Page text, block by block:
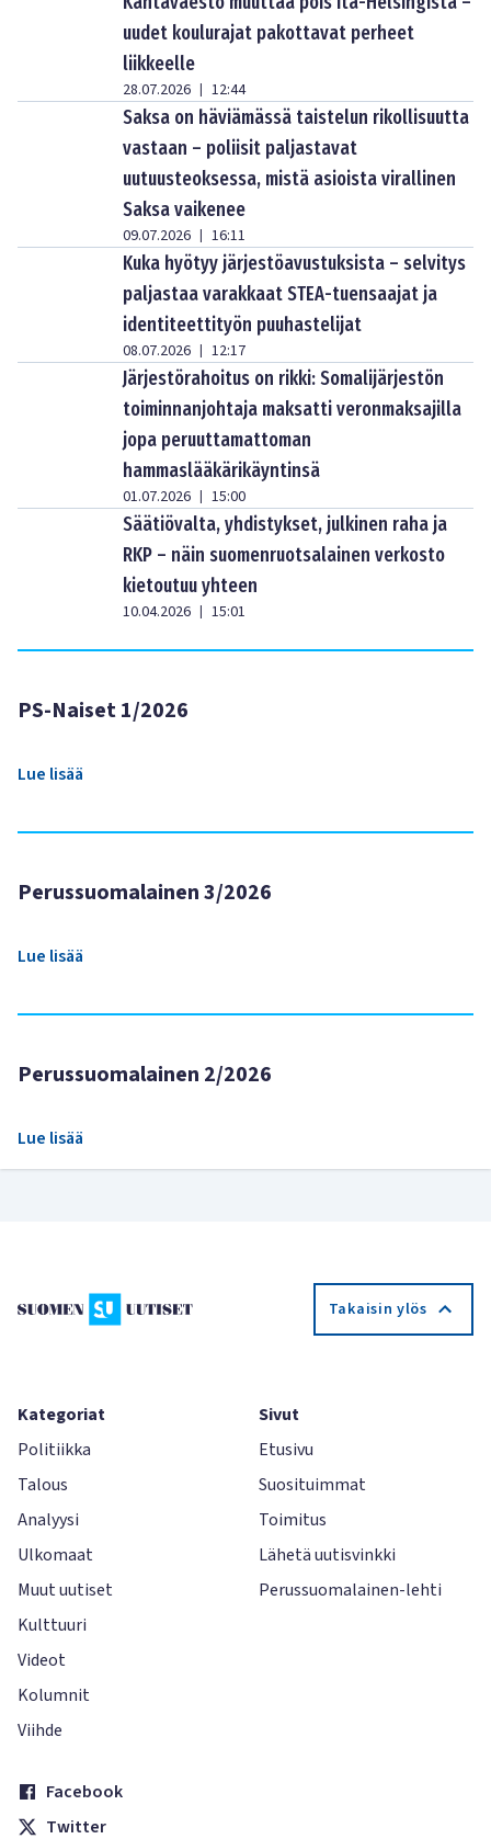
uudet koulurajat pakottavat perheet
liikkeelle
28.07.2026 | 12:44
Saksa on häviämässä taistelun rikollisuutta
vastaan – poliisit paljastavat
uutuusteoksessa, mistä asioista virallinen
Saksa vaikenee
09.07.2026 | 16:11
Kuka hyötyy järjestöavustuksista – selvitys
paljastaa varakkaat STEA-tuensaajat ja
identiteettityön puuhastelijat
08.07.2026 | 12:17
Järjestörahoitus on rikki: Somalijärjestön
toiminnanjohtaja maksatti veronmaksajilla
jopa peruuttamattoman
hammaslääkärikäyntinsä
01.07.2026 | 15:00
Säätiövalta, yhdistykset, julkinen raha ja
RKP – näin suomenruotsalainen verkosto
kietoutuu yhteen
10.04.2026 | 15:01
PS-Naiset 1/2026
Lue lisää
Perussuomalainen 3/2026
Lue lisää
Perussuomalainen 2/2026
Lue lisää
Takaisin ylös
Kategoriat
Politiikka
Talous
Analyysi
Ulkomaat
Muut uutiset
Kulttuuri
Videot
Kolumnit
Viihde
Sivut
Etusivu
Suosituimmat
Toimitus
Lähetä uutisvinkki
Perussuomalainen-lehti
Facebook
Twitter